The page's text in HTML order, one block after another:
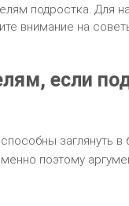
подростка. Для
внимание на
если
заглянуть в
поэтому